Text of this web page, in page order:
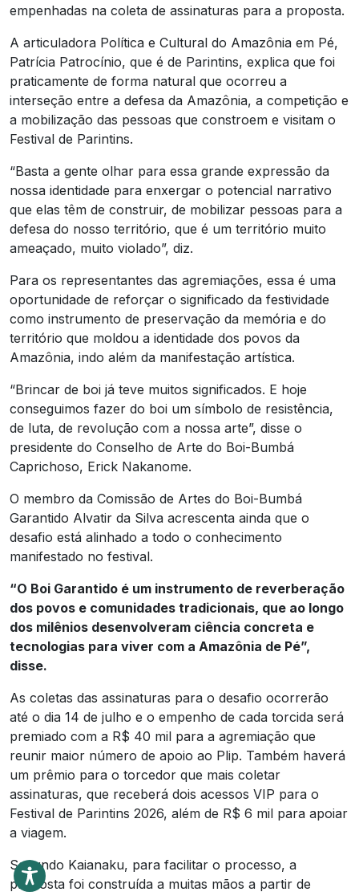
empenhadas na coleta de assinaturas para a proposta.
A articuladora Política e Cultural do Amazônia em Pé,
Patrícia Patrocínio, que é de Parintins, explica que foi
praticamente de forma natural que ocorreu a
interseção entre a defesa da Amazônia, a competição e
a mobilização das pessoas que constroem e visitam o
Festival de Parintins.
“Basta a gente olhar para essa grande expressão da
nossa identidade para enxergar o potencial narrativo
que elas têm de construir, de mobilizar pessoas para a
defesa do nosso território, que é um território muito
ameaçado, muito violado”, diz.
Para os representantes das agremiações, essa é uma
oportunidade de reforçar o significado da festividade
como instrumento de preservação da memória e do
território que moldou a identidade dos povos da
Amazônia, indo além da manifestação artística.
“Brincar de boi já teve muitos significados. E hoje
conseguimos fazer do boi um símbolo de resistência,
de luta, de revolução com a nossa arte”, disse o
presidente do Conselho de Arte do Boi-Bumbá
Caprichoso, Erick Nakanome.
O membro da Comissão de Artes do Boi-Bumbá
Garantido Alvatir da Silva acrescenta ainda que o
desafio está alinhado a todo o conhecimento
manifestado no festival.
“O Boi Garantido é um instrumento de reverberação
dos povos e comunidades tradicionais, que ao longo
dos milênios desenvolveram ciência concreta e
tecnologias para viver com a Amazônia de Pé”,
disse.
As coletas das assinaturas para o desafio ocorrerão
até o dia 14 de julho e o empenho de cada torcida será
premiado com a R$ 40 mil para a agremiação que
reunir maior número de apoio ao Plip. Também haverá
um prêmio para o torcedor que mais coletar
assinaturas, que receberá dois acessos VIP para o
Festival de Parintins 2026, além de R$ 6 mil para apoiar
a viagem.
Segundo Kaianaku, para facilitar o processo, a
proposta foi construída a muitas mãos a partir de